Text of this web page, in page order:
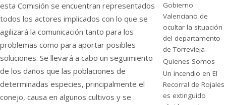
esta Comisión se encuentran representados
todos los actores implicados con lo que se
agilizará la comunicación tanto para los
problemas como para aportar posibles
soluciones. Se llevará a cabo un seguimiento
de los daños que las poblaciones de
determinadas especies, principalmente el
conejo, causa en algunos cultivos y se
Gobierno
Valenciano de
ocultar la situación
del departamento
de Torrevieja
Quienes Somos
Un incendio en El
Recorral de Rojales
es extinguido